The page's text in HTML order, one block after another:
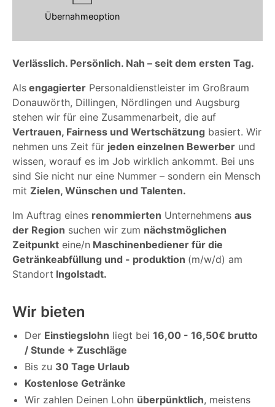
Verlässlich. Persönlich. Nah – seit dem ersten Tag.
Als engagierter Personaldienstleister im Großraum
Donauwörth, Dillingen, Nördlingen und Augsburg
stehen wir für eine Zusammenarbeit, die auf
Vertrauen, Fairness und Wertschätzung basiert. Wir
nehmen uns Zeit für jeden einzelnen Bewerber und
wissen, worauf es im Job wirklich ankommt. Bei uns
sind Sie nicht nur eine Nummer – sondern ein Mensch
mit Zielen, Wünschen und Talenten.
Im Auftrag eines renommierten Unternehmens aus
der Region suchen wir zum nächstmöglichen
Zeitpunkt eine/n Maschinenbediener für die
Getränkeabfüllung und - produktion (m/w/d) am
Standort Ingolstadt.
Wir bieten
Der Einstiegslohn liegt bei 16,00 - 16,50€ brutto
/ Stunde + Zuschläge
Bis zu 30 Tage Urlaub
Kostenlose Getränke
Wir zahlen Deinen Lohn überpünktlich, meistens
Übernahmeoption